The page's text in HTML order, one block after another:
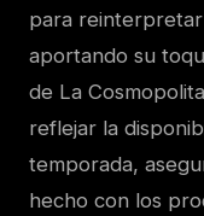
para
aportando su
de La
reflejar la
temporada,
hecho con los